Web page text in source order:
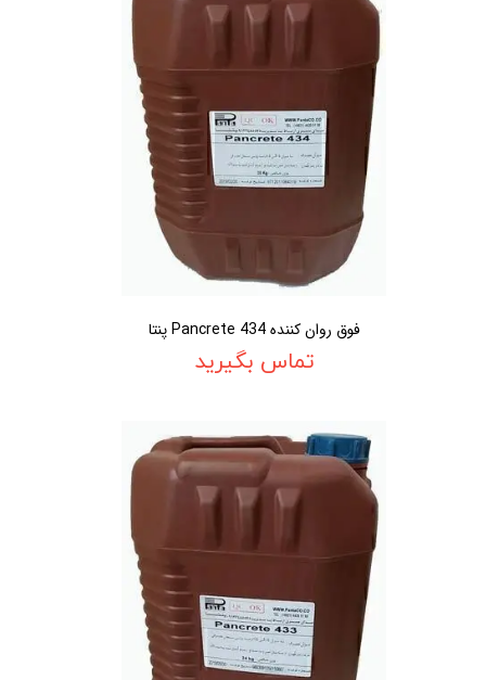
فوق روان کننده Pancrete 434 پنتا
تماس بگیرید